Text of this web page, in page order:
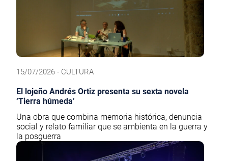
15/07/2026 - CULTURA
El lojeño Andrés Ortiz presenta su sexta novela
‘Tierra húmeda’
Una obra que combina memoria histórica, denuncia
social y relato familiar que se ambienta en la guerra y
la posguerra